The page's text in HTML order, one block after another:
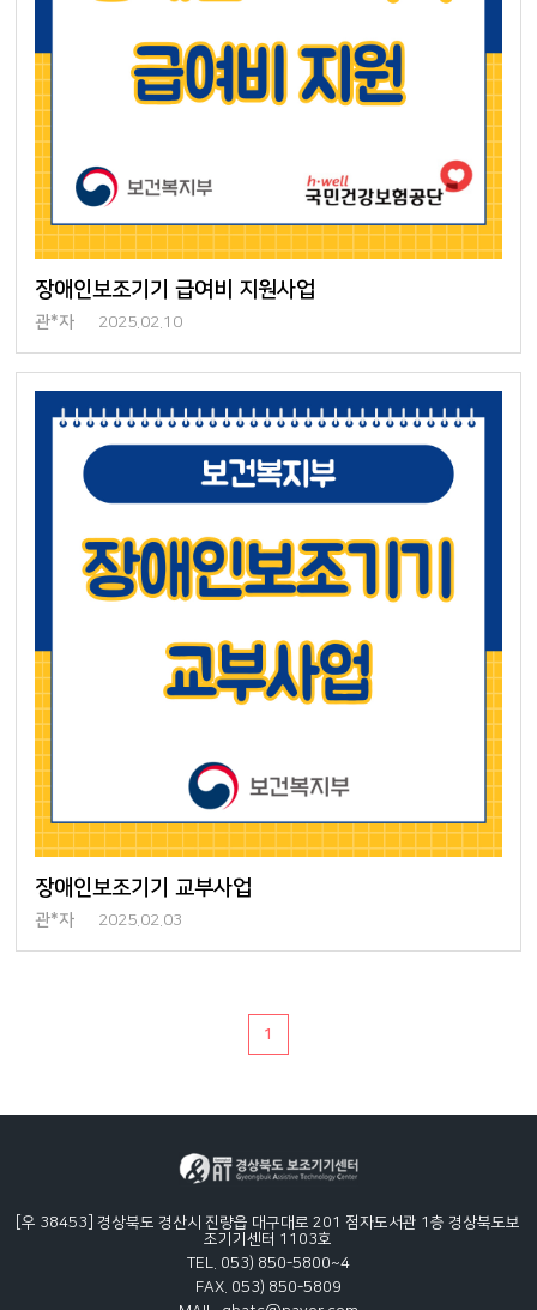
장애인보조기기 급여비 지원사업
관*자 2025.02.10
장애인보조기기 교부사업
관*자 2025.02.03
1
[우 38453] 경상북도 경산시 진량읍 대구대로 201 점자도서관 1층 경상북도보
조기기센터 1103호
TEL. 053) 850-5800~4
FAX. 053) 850-5809